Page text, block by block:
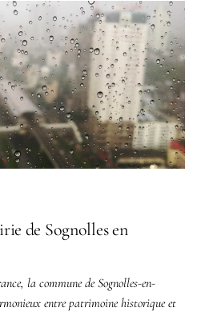
de Sognolles en
la commune de Sognolles-en-
entre patrimoine historique et